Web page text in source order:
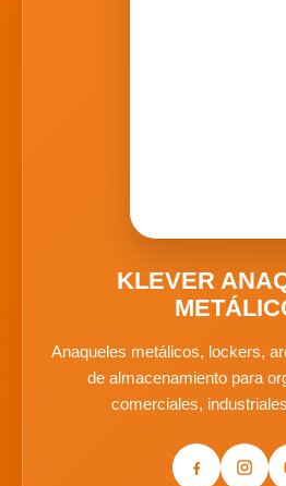
KLEVER
Anaqueles metálicos, lockers,
de almacenamiento para
comerciales,